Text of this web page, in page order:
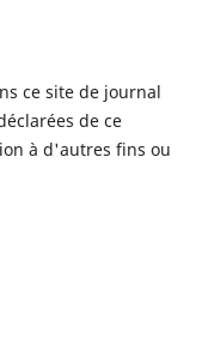
ce site de journal
de ce
à d'autres fins ou